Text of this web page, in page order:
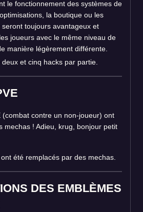
le fonctionnement des systèmes de
la boutique ou les
toujours avantageux et
joueurs avec le même niveau de
manière légèrement différente.
et cinq hacks par partie.
(combat contre un non-joueur) ont
mechas ! Adieu, krug, bonjour petit
été remplacés par des mechas.
DES EMBLÈMES